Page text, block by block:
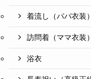
着流し（パパ衣装）
訪問着（ママ衣装）
浴衣